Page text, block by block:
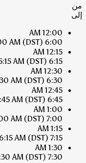
من
إلى
12:00 AM
6:00 AM
AM (DST)
12:15 AM
6:15 AM
AM (DST)
12:30 AM
6:30 AM
AM (DST)
12:45 AM
6:45 AM
AM (DST)
1:00 AM
7:00 AM
AM (DST)
1:15 AM
7:15 AM
6:15 AM (DST)
1:30 AM
7:30 AM
AM (DST)